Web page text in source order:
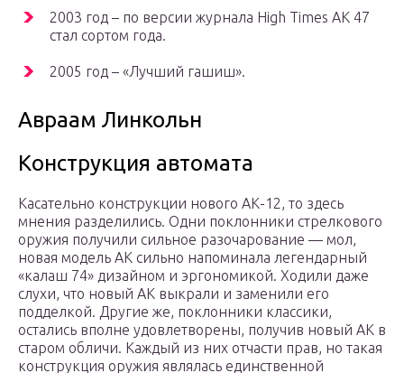
2003 год – по версии журнала High Times АК 47
стал сортом года.
2005 год – «Лучший гашиш».
Авраам Линкольн
Конструкция автомата
Касательно конструкции нового АК-12, то здесь
мнения разделились. Одни поклонники стрелкового
оружия получили сильное разочарование — мол,
новая модель АК сильно напоминала легендарный
«калаш 74» дизайном и эргономикой. Ходили даже
слухи, что новый АК выкрали и заменили его
подделкой. Другие же, поклонники классики,
остались вполне удовлетворены, получив новый АК в
старом обличи. Каждый из них отчасти прав, но такая
конструкция оружия являлась единственной